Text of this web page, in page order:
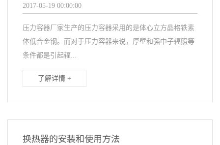
2017-05-19 00:00:00
压力容器厂家生产的压力容器采用的是体心立方晶格铁素
体低合金钢。而对于压力容器来说，厚壁和强中子辐照等
条件都是引起辐...
了解详情 +
换热器的安装和使用方法